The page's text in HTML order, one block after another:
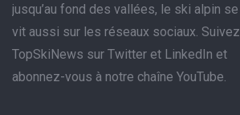
jusqu’au fond des vallées, le ski alpin se
vit aussi sur les réseaux sociaux. Suivez
TopSkiNews sur Twitter et LinkedIn et
abonnez-vous à notre chaîne YouTube.